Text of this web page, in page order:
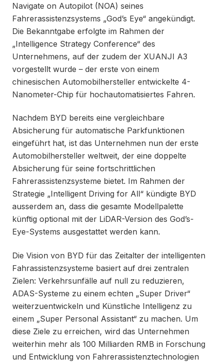
Navigate on Autopilot (NOA) seines
Fahrerassistenzsystems „God’s Eye“ angekündigt.
Die Bekanntgabe erfolgte im Rahmen der
„Intelligence Strategy Conference“ des
Unternehmens, auf der zudem der XUANJI A3
vorgestellt wurde – der erste von einem
chinesischen Automobilhersteller entwickelte 4-
Nanometer-Chip für hochautomatisiertes Fahren.
Nachdem BYD bereits eine vergleichbare
Absicherung für automatische Parkfunktionen
eingeführt hat, ist das Unternehmen nun der erste
Automobilhersteller weltweit, der eine doppelte
Absicherung für seine fortschrittlichen
Fahrerassistenzsysteme bietet. Im Rahmen der
Strategie „Intelligent Driving for All“ kündigte BYD
ausserdem an, dass die gesamte Modellpalette
künftig optional mit der LiDAR-Version des God’s-
Eye-Systems ausgestattet werden kann.
Die Vision von BYD für das Zeitalter der intelligenten
Fahrassistenzsysteme basiert auf drei zentralen
Zielen: Verkehrsunfälle auf null zu reduzieren,
ADAS-Systeme zu einem echten „Super Driver“
weiterzuentwickeln und Künstliche Intelligenz zu
einem „Super Personal Assistant“ zu machen. Um
diese Ziele zu erreichen, wird das Unternehmen
weiterhin mehr als 100 Milliarden RMB in Forschung
und Entwicklung von Fahrerassistenztechnologien